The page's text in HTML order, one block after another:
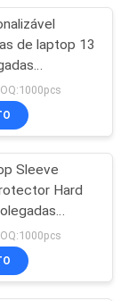
de laptop 13
à prova
fecho e alça
espessura
Sleeve
Hard
a arranhões
a salpicos
à